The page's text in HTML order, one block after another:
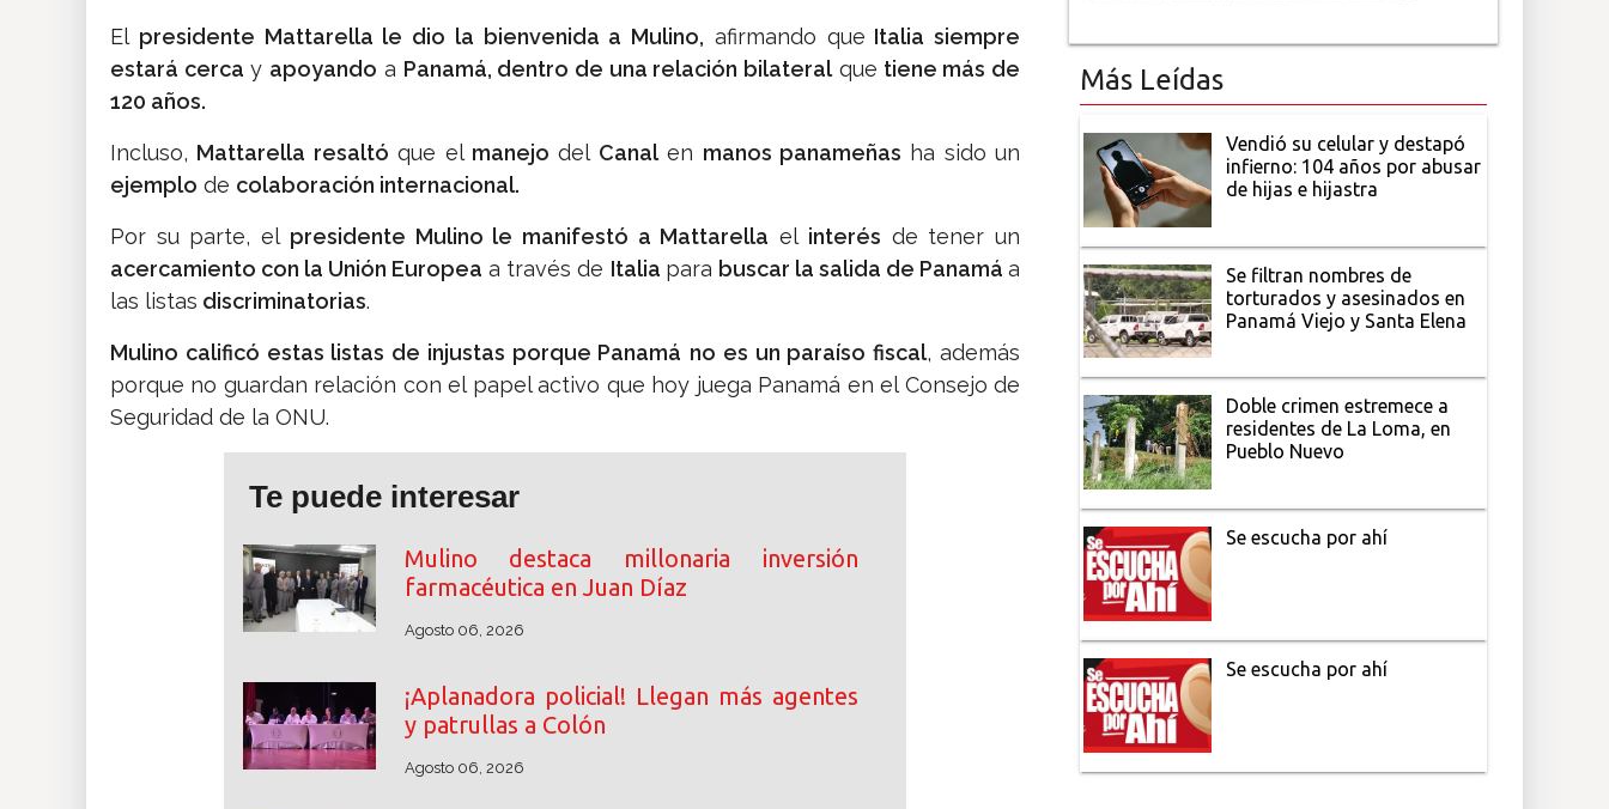
El presidente Mattarella le dio la bienvenida a Mulino, afirmando que Italia siempre
estará cerca y apoyando a Panamá, dentro de una relación bilateralque tiene más de
120 años.
Incluso, Mattarella resaltó que el manejo del Canalen manos panameñas ha sido un
ejemplo de colaboración internacional.
Por su parte, el presidente Mulino le manifestó a Mattarella el interés de tener un
acercamiento con la Unión Europea a través de Italia para buscar la salida de Panamáa
las listas discriminatorias.
Mulino calificó estas listas de injustas porque Panamá no es un paraíso fiscal, además
porque no guardan relación con el papel activo que hoy juega Panamá en el Consejo de
Seguridad de la ONU.
Te puede interesar
Mulino destaca millonaria inversión
farmacéutica en Juan Díaz
Agosto 06, 2026
¡Aplanadora policial! Llegan más agentes
y patrullas a Colón
Agosto 06, 2026
Más Leídas
Vendió su celular y destapó
infierno: 104 años por abusar
de hijas e hijastra
Se filtran nombres de
torturados y asesinados en
Panamá Viejo y Santa Elena
Doble crimen estremece a
residentes de La Loma, en
Pueblo Nuevo
Se escucha por ahí
Se escucha por ahí